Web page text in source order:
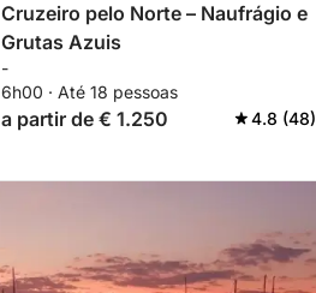
Cruzeiro pelo Norte – Naufrágio e
Grutas Azuis
-
6h00 · Até 18 pessoas
a partir de € 1.250 4.8 (48)